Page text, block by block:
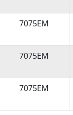
7075EM
7075EM
7075EM